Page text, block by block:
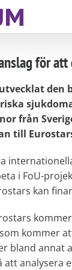
för
den
från
till
i FoU-
kan
kommer
bland annat
att analysera